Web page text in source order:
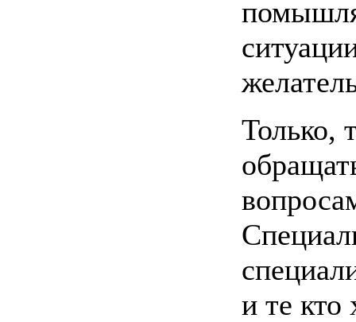
Только,
и те кто